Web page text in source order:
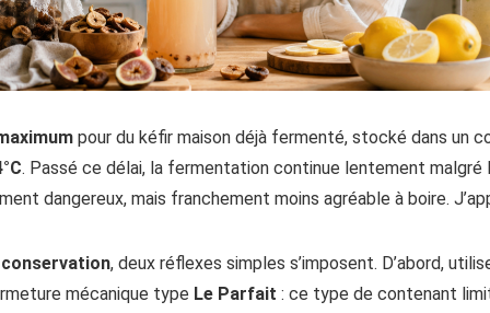
pour du kéfir maison déjà fermenté, stocké dans un
. Passé ce délai, la fermentation continue lentement
dangereux, mais franchement moins agréable à boire.
, deux réflexes simples s’imposent. D’abord,
mécanique type Le Parfait : ce type de contenant